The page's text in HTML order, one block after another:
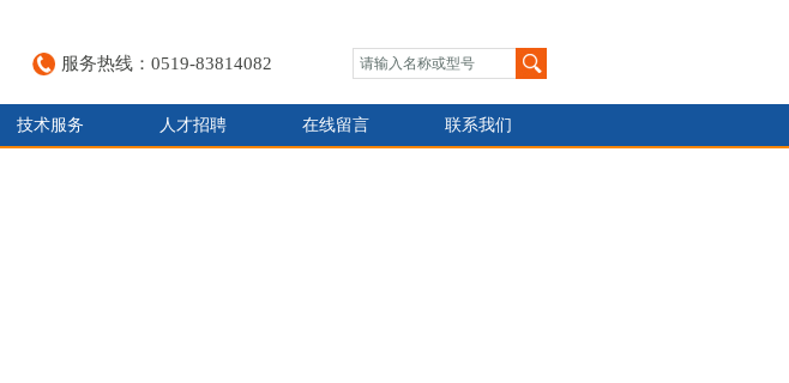
服务热线：0519-83814082
技术服务 人才招聘 在线留言 联系我们